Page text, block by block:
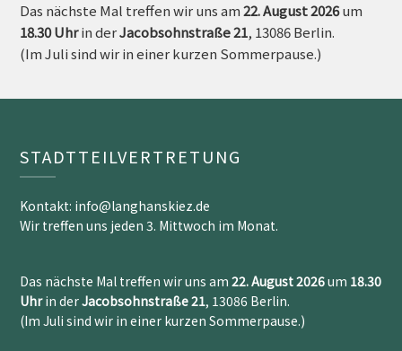
Das nächste Mal treffen wir uns am22. August 2026um
18.30 Uhrin derJacobsohnstraße 21, 13086 Berlin.
(Im Juli sind wir in einer kurzen Sommerpause.)
STADTTEILVERTRETUNG
Kontakt: info@langhanskiez.de
Wir treffen uns jeden 3. Mittwoch im Monat.
Das nächste Mal treffen wir uns am22. August 2026um 18.30
Uhrin derJacobsohnstraße 21, 13086 Berlin.
(Im Juli sind wir in einer kurzen Sommerpause.)